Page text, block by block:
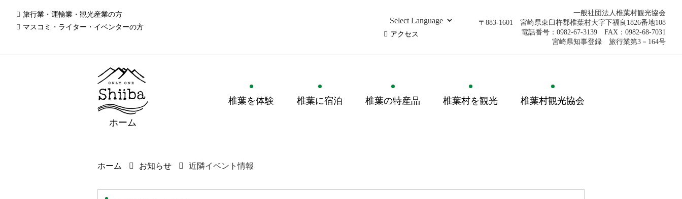
旅行業・運輸業・観光産業の方
マスコミ・ライター・イベンターの方
アクセス
一般社団法人椎葉村観光協会
〒883-1601 宮崎県東臼杵郡椎葉村大字下福良1826番地108
電話番号：0982-67-3139 FAX：0982-68-7031
宮崎県知事登録 旅行業第3－164号
ホーム
椎葉を体験 椎葉に宿泊 椎葉の特産品 椎葉村を観光 椎葉村観光協会
ホーム お知らせ 近隣イベント情報